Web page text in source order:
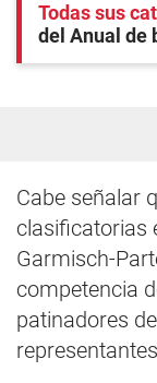
Todas sus
del Anual de
Cabe señalar
clasificatorias
Garmisch-
competencia
patinadores